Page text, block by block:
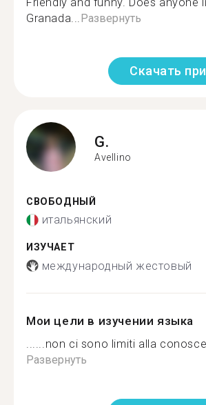
Granada... Развернуть
Скачать
G.
Avellino
СВОБОДНЫЙ
итальянский
ИЗУЧАЕТ
международный жестовый
Мои цели в изучении языка
......non ci sono limiti alla
Развернуть